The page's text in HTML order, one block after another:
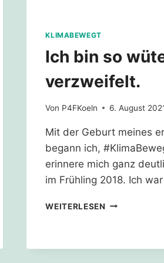
KLIMABEWEGT
Ich bin so
verzweifelt.
Von P4FKoeln 6. August
Mit der Geburt meines
begann ich,
erinnere mich ganz
im Frühling 2018. Ich
WEITERLESEN ICH